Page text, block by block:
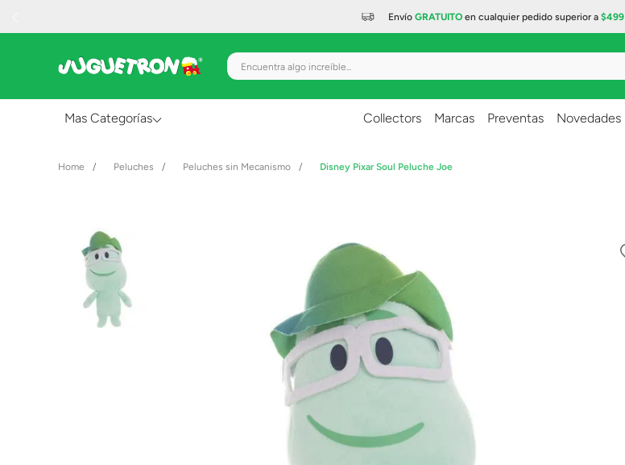
Envío GRATUITO en cualquier pedido superior a $499
Encuentra algo increíble...
Mas Categorías
Creatividad y Arte
Figuras de Acción
Gadgets y Electrónicos
Collectors Marcas Preventas Novedades
Peluches Peluches sin Mecanismo Disney Pixar Soul Peluche Joe